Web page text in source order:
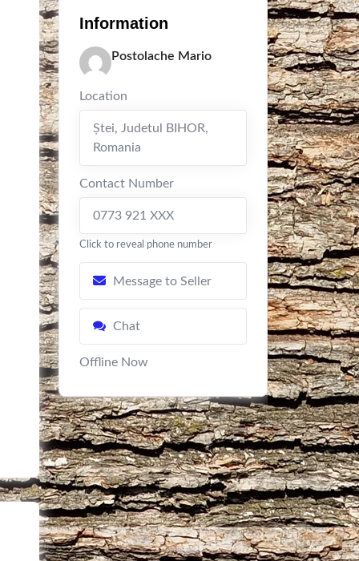
Information
Postolache Mario
Location
Ştei, Judetul BIHOR,
Romania
Contact Number
0773 921 XXX
Click to reveal phone number
Message to Seller
Chat
Offline Now